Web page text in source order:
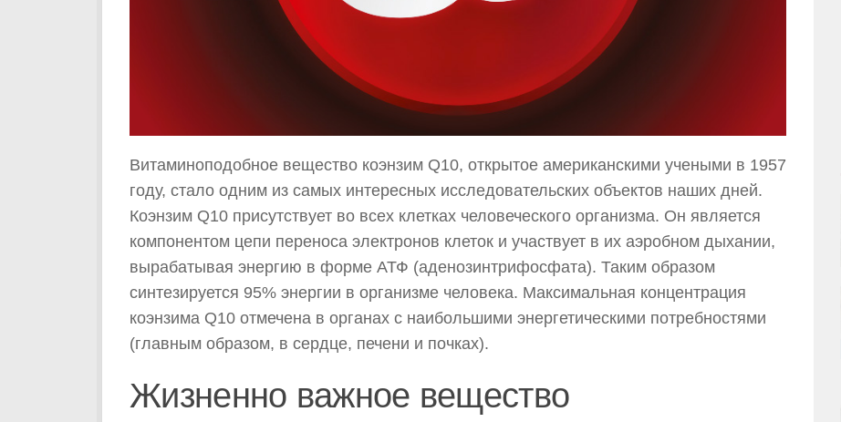
Витаминоподобное вещество коэнзим Q10, открытое американскими учеными в 1957
году, стало одним из самых интересных исследовательских объектов наших дней.
Коэнзим Q10 присутствует во всех клетках человеческого организма. Он является
компонентом цепи переноса электронов клеток и участвует в их аэробном дыхании,
вырабатывая энергию в форме АТФ (аденозинтрифосфата). Таким образом
синтезируется 95% энергии в организме человека. Максимальная концентрация
коэнзима Q10 отмечена в органах с наибольшими энергетическими потребностями
(главным образом, в сердце, печени и почках).
Жизненно важное вещество